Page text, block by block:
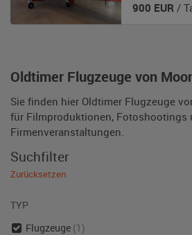
Oldtimer Flugzeuge von
Sie finden hier Oldtimer Flugzeuge
für Filmproduktionen, Fotoshootings
Firmenveranstaltungen.
900 EUR /
Suchfilter
Zurücksetzen
TYP
Flugzeuge (1)